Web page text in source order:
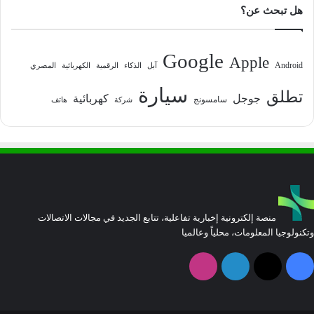
هل تبحث عن؟
Android
Apple
Google آبل الذكاء الرقمية الكهربائية المصري
تطلق جوجل سامسونج سيارة شركة كهربائية هاتف
منصة إلكترونية إخبارية تفاعلية، تتابع الجديد في مجالات الاتصالات
وتكنولوجيا المعلومات، محلياً وعالميا
فيسبوك
‫X لينكدإن انستقرام